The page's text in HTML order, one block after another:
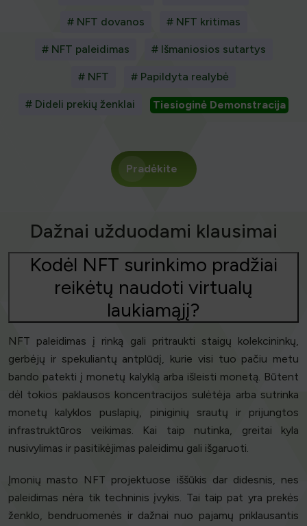
# NFT dovanos # NFT kritimas
# NFT paleidimas # Išmaniosios sutartys
# NFT # Papildyta realybė
# Dideli prekių ženklai Tiesioginė Demonstracija
Pradėkite
Dažnai užduodami klausimai
Kodėl NFT surinkimo pradžiai
reikėtų naudoti virtualų
laukiamąjį?
NFT paleidimas į rinką gali pritraukti staigų kolekcininkų,
gerbėjų ir spekuliantų antplūdį, kurie visi tuo pačiu metu
bando patekti į monetų kalyklą arba išleisti monetą. Būtent
dėl tokios paklausos koncentracijos sulėtėja arba sutrinka
monetų kalyklos puslapių, piniginių srautų ir prijungtos
infrastruktūros veikimas. Kai taip nutinka, greitai kyla
nusivylimas ir pasitikėjimas paleidimu gali išgaruoti.
Įmonių masto NFT projektuose iššūkis dar didesnis, nes
paleidimas nėra tik techninis įvykis. Tai taip pat yra prekės
ženklo, bendruomenės ir dažnai nuo pajamų priklausantis